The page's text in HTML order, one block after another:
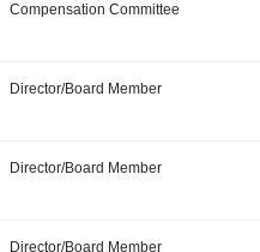
Compensation Committee
Director/Board Member
Director/Board Member
Director/Board Member